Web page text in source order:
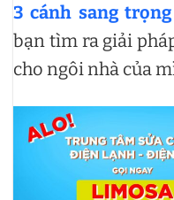
3 cánh sang
bạn tìm ra giải
cho ngôi nhà của